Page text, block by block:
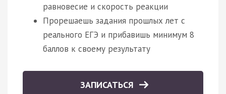
равновесие и скорость реакции
Прорешаешь задания прошлых лет с
реального ЕГЭ и прибавишь минимум 8
баллов к своему результату
ЗАПИСАТЬСЯ